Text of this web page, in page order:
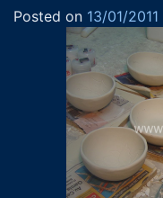
Posted on 13/01/2011